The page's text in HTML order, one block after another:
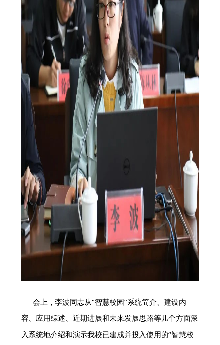
会上，李波同志从“智慧校园”系统简介、建设内
容、应用综述、近期进展和未来发展思路等几个方面深
入系统地介绍和演示我校已建成并投入使用的“智慧校